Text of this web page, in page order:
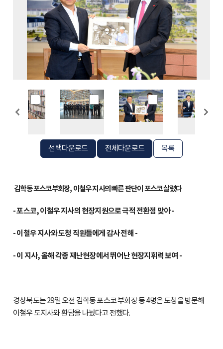
선택다운로드 전체다운로드 목록
김학동 포스코부회장, 이철우 지사의 빠른 판단이 포스코 살렸다
- 포스코, 이철우 지사의 현장지원으로 극적 전환점 맞아 -
- 이철우 지사와 도청 직원들에게 감사 전해 -
- 이 지사, 올해 각종 재난현장에서 뛰어난 현장지휘력 보여 -
경상북도는 29일 오전 김학동 포스코 부회장 등 4명은 도청을 방문해
이철우 도지사와 환담을 나눴다고 전했다.